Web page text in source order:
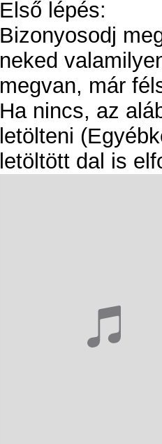
Első lépés:
Bizonyosodj
neked
megvan, már
Ha nincs, az
letölteni
letöltött dal is